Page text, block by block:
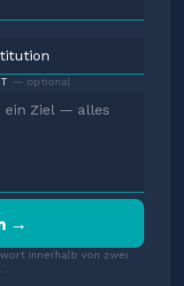
— optional
→
innerhalb von zwei